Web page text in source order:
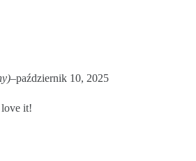
–październik 10, 2025
it!